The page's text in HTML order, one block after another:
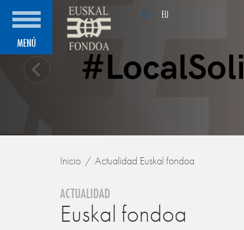
MENÚ
ES / EU
Inicio Actualidad Euskal fondoa
ACTUALIDAD
Euskal fondoa